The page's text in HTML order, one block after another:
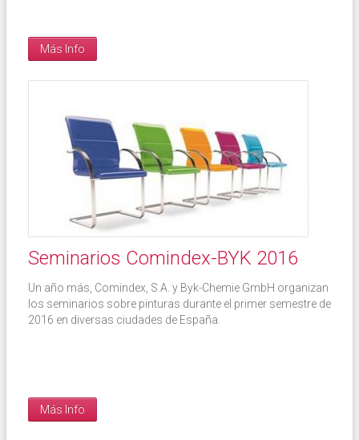
Más Info
Seminarios Comindex-BYK 2016
Un año más, Comindex, S.A. y Byk-Chemie GmbH organizan
los seminarios sobre pinturas durante el primer semestre de
2016 en diversas ciudades de España.
Más Info